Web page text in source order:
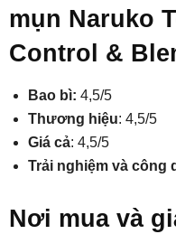
mụn Naruko
Control &
Bao bì: 4,5/5
Thương hiệu: 4,5/5
Giá cả: 4,5/5
Trải nghiệm và công
Nơi mua và